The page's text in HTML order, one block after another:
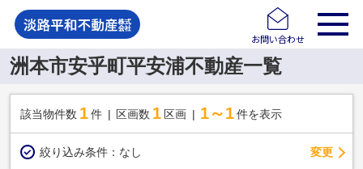
お問い合わせ
洲本市安乎町平安浦不動産一覧
該当物件数 1件 区画数 1 区画 1～1 件を表示
絞り込み条件： なし 変更